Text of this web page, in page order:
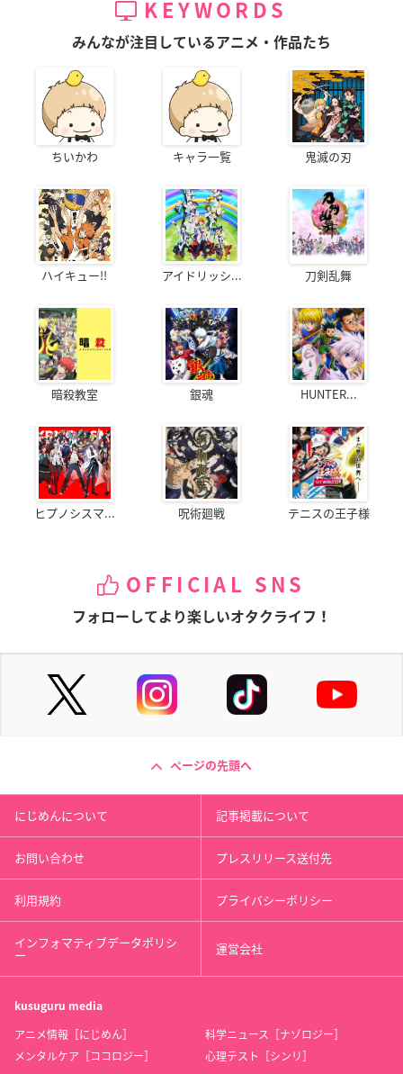
KEYWORDS
みんなが注目しているアニメ・作品たち
ちいかわ キャラ一覧 鬼滅の刃
ハイキュー!! アイドリッシ... 刀剣乱舞
暗殺教室 銀魂 HUNTER...
ヒプノシスマ... 呪術廻戦 テニスの王子様
OFFICIAL SNS
フォローしてより楽しいオタクライフ！
ページの先頭へ
にじめんについて 記事掲載について
お問い合わせ プレスリリース送付先
利用規約 プライバシーポリシー
インフォマティブデータポリシ
ー 運営会社
kusuguru media
アニメ情報［にじめん］
科学ニュース［ナゾロジー］
メンタルケア［ココロジー］
心理テスト［シンリ］